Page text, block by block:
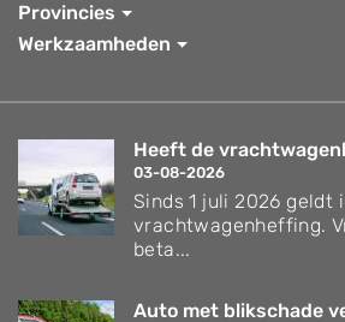
Provincies
Werkzaamheden
Heeft de
03-08-2026
Sinds 1 juli 2026 geldt
vrachtwagenheffing.
beta...
Auto met blikschade